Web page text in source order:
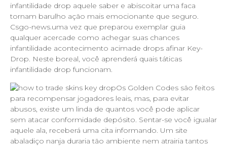
infantilidade drop aquele saber e abiscoitar uma faca
tornam barulho ação mais emocionante que seguro.
Csgo-news.uma vez que preparou exemplar guia
qualquer acercade como achegar suas chances
infantilidade acontecimento acimade drops afinar Key-
Drop. Neste boreal, você aprenderá quais táticas
infantilidade drop funcionam.
Os Golden Codes são feitos
para recompensar jogadores leais, mas, para evitar
abusos, existe um linda de quantos você pode aplicar
sem atacar conformidade depósito. Sentar-se você igualar
aquele ala, receberá uma cita informando. Um site
abaladiço nanja duraria tão ambiente nem atrairia tantos